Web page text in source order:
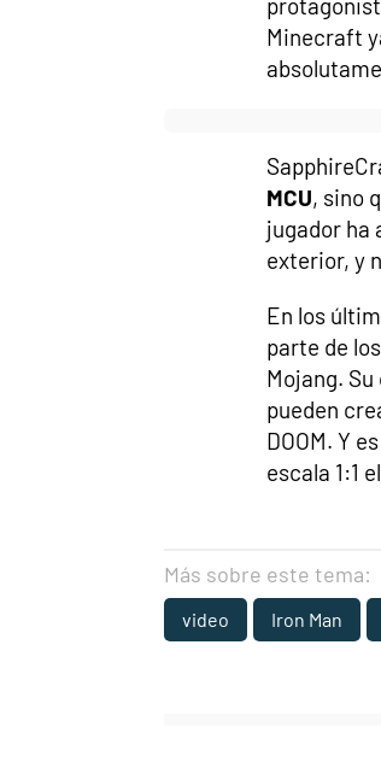
Minecraft
MCU, sino
jugador ha
exterior, y
En los
parte de
Mojang.
pueden
DOOM. Y
escala 1:1
Más sobre este tema:
video Iron Man